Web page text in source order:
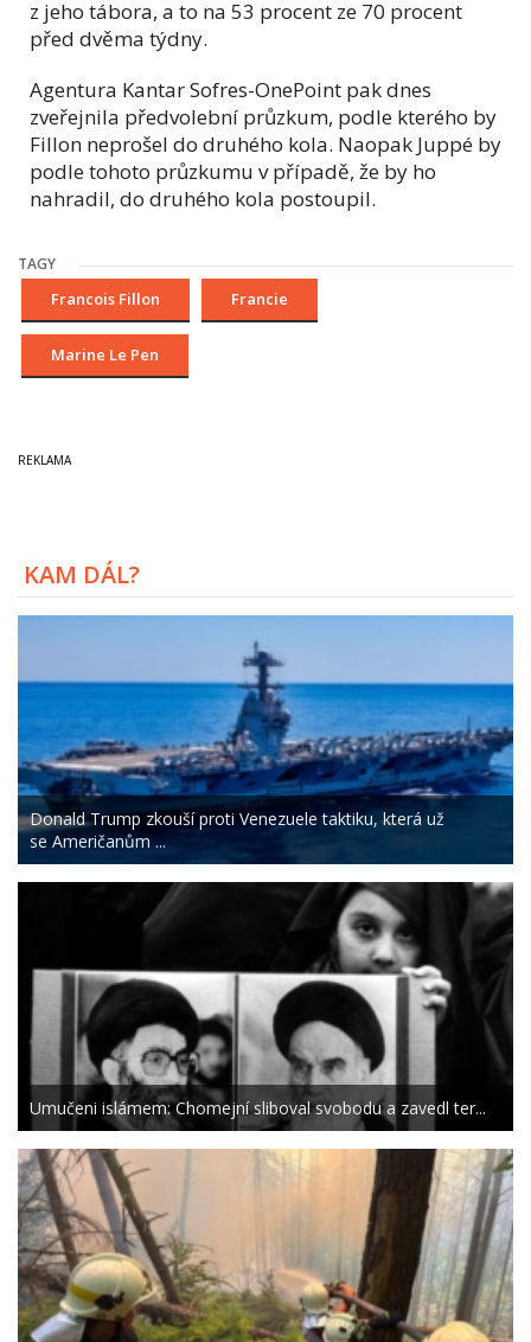
z jeho tábora, a to na 53 procent ze 70 procent
před dvěma týdny.
Agentura Kantar Sofres-OnePoint pak dnes
zveřejnila předvolební průzkum, podle kterého by
Fillon neprošel do druhého kola. Naopak Juppé by
podle tohoto průzkumu v případě, že by ho
nahradil, do druhého kola postoupil.
TAGY
Francois Fillon Francie
Marine Le Pen
KAM DÁL?
Donald Trump zkouší proti Venezuele taktiku, která už
se Američanům ...
Umučeni islámem: Chomejní sliboval svobodu a zavedl ter...